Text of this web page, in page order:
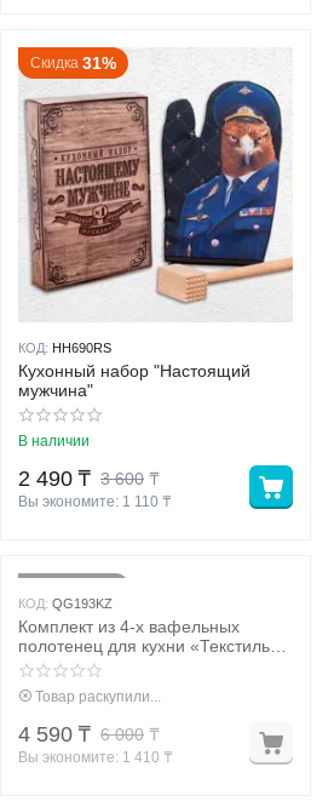
Скидка 31%
КОД: HH690RS
Кухонный набор "Настоящий
мужчина"
В наличии
3 600 ₸
2 490 ₸
Вы экономите: 1 110 ₸
КОД: QG193KZ
Комплект из 4-х вафельных
полотенец для кухни «Текстиль
дизайн»
Товар раскупили...
6 000 ₸
4 590 ₸
Вы экономите: 1 410 ₸